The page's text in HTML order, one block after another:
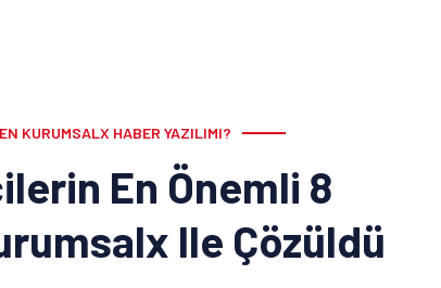
KURUMSALX HABER YAZILIMI?
En Önemli 8
Ile Çözüldü